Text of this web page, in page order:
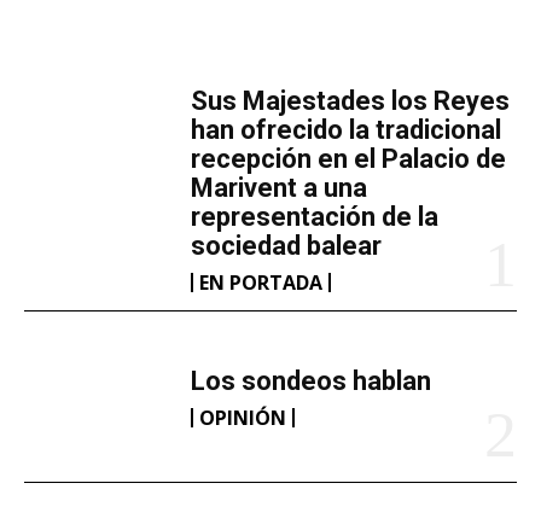
​Sus Majestades los Reyes
han ofrecido la tradicional
recepción en el Palacio de
Marivent​ a una
representación de la
sociedad balear
EN PORTADA
Los sondeos hablan
OPINIÓN